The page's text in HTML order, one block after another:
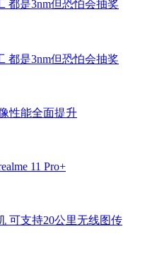
都是3nm但恐怕会抽奖
都是3nm但恐怕会抽奖
性能全面提升
11 Pro+
可支持20公里无线图传